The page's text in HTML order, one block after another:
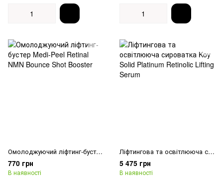
Омолоджуючий ліфтинг-бустер Medi-Peel Retinal NMN Bounce Shot Booster
770 грн
В наявності
Ліфтингова та освітлююча сироватка Koy Solid Platinum Retinolic Lifting Serum
5 475 грн
В наявності